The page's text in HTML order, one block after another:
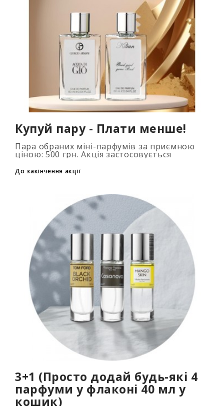
Купуй пару - Плати менше!
Пара обраних міні-парфумів за приємною
ціною: 500 грн. Акція застосовується
флаконів у кошик. Кількість товарів
обмежена..
До закінчення акції
3+1 (Просто додай будь-які 4
парфуми у флаконі 40 мл у
кошик)